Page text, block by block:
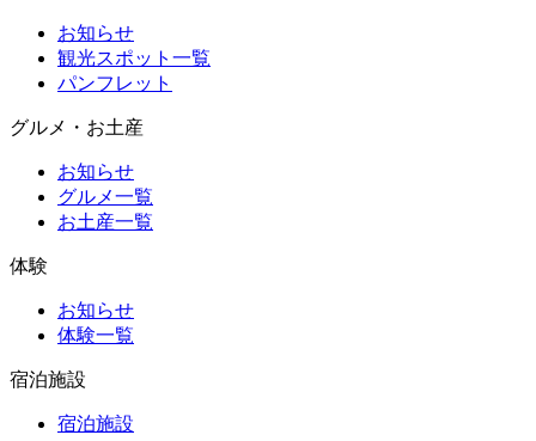
お知らせ
観光スポット一覧
パンフレット
グルメ・お土産
お知らせ
グルメ一覧
お土産一覧
体験
お知らせ
体験一覧
宿泊施設
宿泊施設